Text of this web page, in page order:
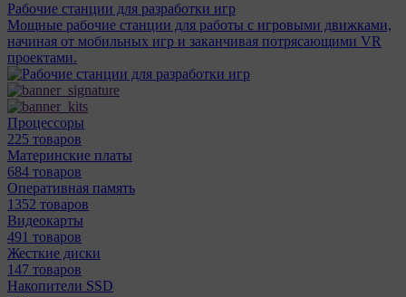
Рабочие станции для разработки игр
Мощные рабочие станции для работы с игровыми движками,
начиная от мобильных игр и заканчивая потрясающими VR
проектами.
Процессоры
225 товаров
Материнcкие платы
684 товаров
Оперативная память
1352 товаров
Видеокарты
491 товаров
Жесткие диски
147 товаров
Накопители SSD